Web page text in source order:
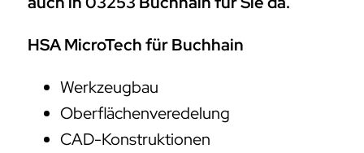
HSA MicroTech für Buchhain
Werkzeugbau
Oberflächenveredelung
CAD-Konstruktionen